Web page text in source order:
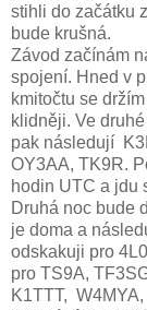
stihli do začátku
bude krušná.
Závod začínám
spojení. Hned v
kmitočtu se
klidněji. Ve
pak následují
OY3AA, TK9R.
hodin UTC a jdu
Druhá noc bude
je doma a
odskakuji pro
pro TS9A,
K1TTT,